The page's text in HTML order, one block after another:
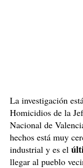
La investigación
Homicidios de la
Nacional de
hechos está muy
industrial y es el
llegar al pueblo